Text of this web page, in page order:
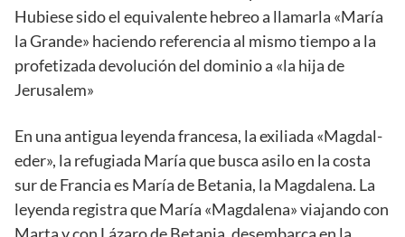
Hubiese sido el equivalente hebreo a llamarla «María
la Grande» haciendo referencia al mismo tiempo a la
profetizada devolución del dominio a «la hija de
Jerusalem»
En una antigua leyenda francesa, la exiliada «Magdal-
eder», la refugiada María que busca asilo en la costa
sur de Francia es María de Betania, la Magdalena. La
leyenda registra que María «Magdalena» viajando con